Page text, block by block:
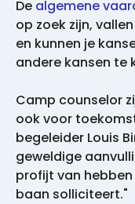
De algemene
op zoek zijn,
en kunnen je
andere kansen te
Camp counselor
ook voor
begeleider Louis
geweldige
profijt van
baan solliciteert."